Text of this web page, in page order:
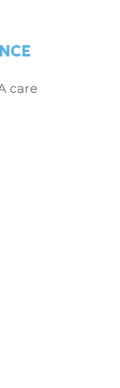
care